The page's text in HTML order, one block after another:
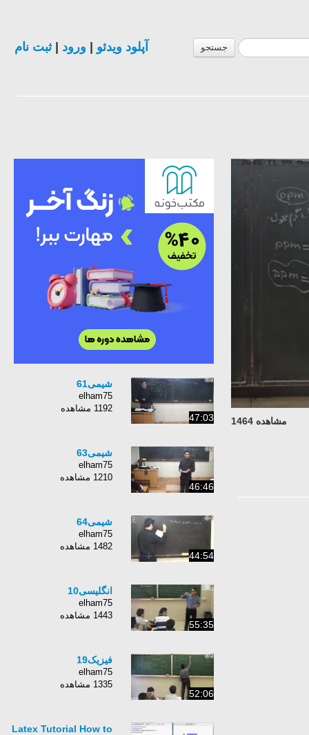
جستجو آپلود ویدئو ورود |ثبت نام
مشاهده 1464 47:03
شیمی61
elham75
1192 مشاهده
46:46
شیمی63
elham75
1210 مشاهده
44:54
شیمی64
elham75
1482 مشاهده
55:35
انگلیسی10
elham75
1443 مشاهده
52:06
فیزیک19
elham75
1335 مشاهده
Latex Tutorial How to